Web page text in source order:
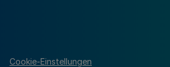
Cookie-Einstellungen